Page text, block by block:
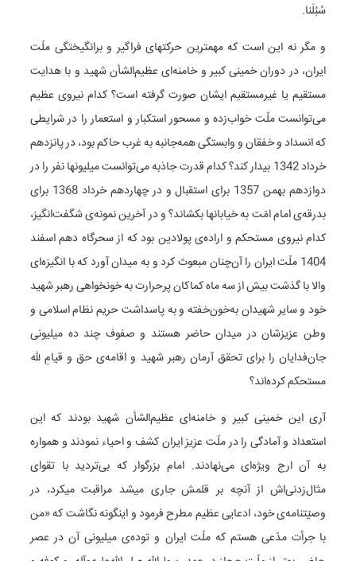
سُبُلَنا.
و مگر نه این است که مهمترین حرکتهای فراگیر و برانگیختگی ملّت
ایران، در دوران خمینی کبیر و خامنه‌ای عظیم‌الشأن شهید و با هدایت
مستقیم یا غیرمستقیم ایشان صورت گرفته است؟ کدام نیروی عظیم
می‌توانست ملّت خواب‌زده و مسحور استکبار و استعمار را در شرایطی
که انسداد و خفقان و وابستگی همه‌جانبه به غرب حاکم بود، در پانزدهم
خرداد 1342 بیدار کند؟ کدام قدرت جاذبه می‌توانست میلیونها نفر را در
دوازدهم بهمن 1357 برای استقبال و در چهاردهم خرداد 1368 برای
بدرقه‌ی امام امّت به خیابانها بکشاند؟ و در آخرین نمونه‌ی شگفت‌انگیز،
کدام نیروی مستحکم و اراده‌ی پولادین بود که از سحرگاه دهم اسفند
1404 ملّت ایران را آن‌چنان مبعوث کرد و به میدان آورد که با انگیزه‌ای
والا با گذشت بیش از سه ماه کماکان پرحرارت به خونخواهی رهبر شهید
خود و سایر شهیدان به‌خون‌خفته و به پاسداشت حریم نظام اسلامی و
وطن عزیزشان در میدان حاضر هستند و صفوف چند ده میلیونی
جان‌فدایان را برای تحقق آرمان رهبر شهید و اقامه‌ی حق و قیام‌ِ لله
مستحکم کرده‌اند؟
آری این خمینی کبیر و خامنه‌ای عظیم‌الشأن شهید بودند که این
استعداد و آمادگی را در ملّت عزیز ایران کشف و احیاء نمودند و همواره
به آن ارج ویژه‌ای می‌نهادند. امام بزرگوار که بی‌تردید با تقوای
مثال‌زدنی‌اش از آنچه بر قلمش جاری میشد مراقبت میکرد، در
وصیّتنامه‌ی خود، ادعایی عظیم مطرح فرمود و اینگونه نگاشت که «من
با جرأت مدّعی هستم که ملّت ایران و توده‌ی میلیونی آن در عصر